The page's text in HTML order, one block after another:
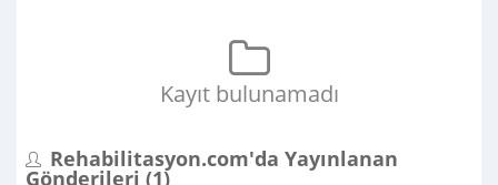
Kayıt bulunamadı
Rehabilitasyon.com'da Yayınlanan
Gönderileri (1)